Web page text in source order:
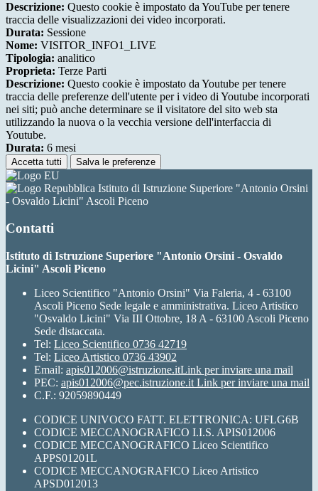
Descrizione: Questo cookie è impostato da YouTube per tenere
traccia delle visualizzazioni dei video incorporati.
Durata: Sessione
Nome: VISITOR_INFO1_LIVE
Tipologia: analitico
Proprieta: Terze Parti
Descrizione: Questo cookie è impostato da Youtube per tenere
traccia delle preferenze dell'utente per i video di Youtube incorporati
nei siti; può anche determinare se il visitatore del sito web sta
utilizzando la nuova o la vecchia versione dell'interfaccia di
Youtube.
Durata: 6 mesi
Accetta tutti Salva le preferenze
Istituto di Istruzione Superiore "Antonio Orsini
- Osvaldo Licini" Ascoli Piceno
Contatti
Istituto di Istruzione Superiore "Antonio Orsini - Osvaldo
Licini" Ascoli Piceno
Liceo Scientifico "Antonio Orsini" Via Faleria, 4 - 63100
Ascoli Piceno Sede legale e amministrativa. Liceo Artistico
"Osvaldo Licini" Via III Ottobre, 18 A - 63100 Ascoli Piceno
Sede distaccata.
Tel: Liceo Scientifico 0736 42719
Tel: Liceo Artistico 0736 43902
Email: apis012006@istruzione.itLink per inviare una mail
PEC: apis012006@pec.istruzione.it Link per inviare una mail
C.F.: 92059890449
CODICE UNIVOCO FATT. ELETTRONICA: UFLG6B
CODICE MECCANOGRAFICO I.I.S. APIS012006
CODICE MECCANOGRAFICO Liceo Scientifico
APPS01201L
CODICE MECCANOGRAFICO Liceo Artistico
APSD012013